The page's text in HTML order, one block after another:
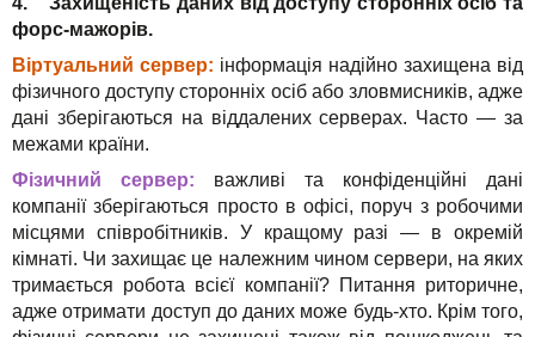
форс-мажорів.
Віртуальний сервер: інформація надійно захищена від
фізичного доступу сторонніх осіб або зловмисників, адже
дані зберігаються на віддалених серверах. Часто — за
межами країни.
Фізичний сервер: важливі та конфіденційні дані
компанії зберігаються просто в офісі, поруч з робочими
місцями співробітників. У кращому разі — в окремій
кімнаті. Чи захищає це належним чином сервери, на яких
тримається робота всієї компанії? Питання риторичне,
адже отримати доступ до даних може будь-хто. Крім того,